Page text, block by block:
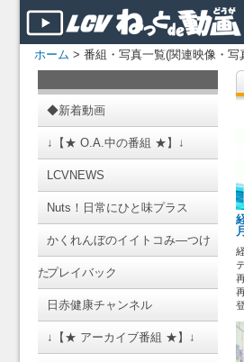
ホーム > 番組・写真一覧(関連映像・写
◆新着動画
↓【★ O.A.中の番組 ★】↓
LCVNEWS
Nuts！日常にひと味プラス
かくれんぼのイイトコみ―つけ
たプレイバック
日赤健康チャンネル
↓【★ アーカイブ番組 ★】↓